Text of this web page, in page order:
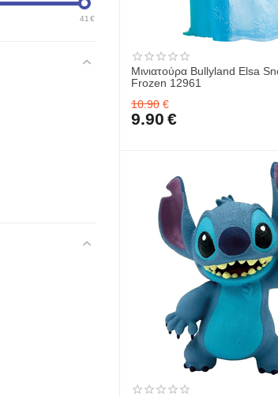
Μινιατούρα Bullyland Elsa
Frozen 12961
10.90 €
9.90 €
41 €